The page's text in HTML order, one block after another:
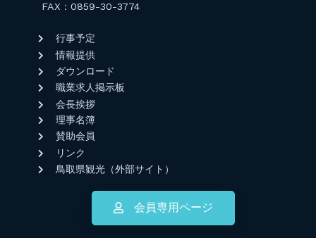
FAX：0859-30-3774
行事予定
情報提供
ダウンロード
職業求人掲示板
会長挨拶
理事名簿
賛助会員
リンク
鳥取県観光（外部サイト）
会員専用ページ